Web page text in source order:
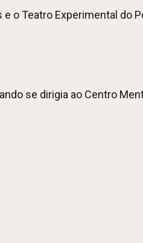
o Teatro Experimental do
se dirigia ao Centro